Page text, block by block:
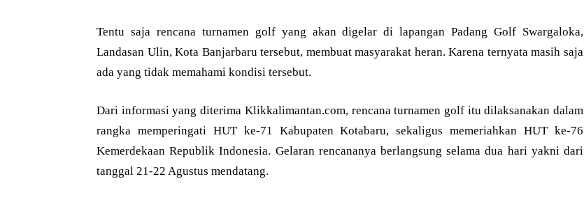
Tentu saja rencana turnamen golf yang akan digelar di lapangan Padang Golf Swargaloka,
Landasan Ulin, Kota Banjarbaru tersebut, membuat masyarakat heran. Karena ternyata masih saja
ada yang tidak memahami kondisi tersebut.
Dari informasi yang diterima Klikkalimantan.com, rencana turnamen golf itu dilaksanakan dalam
rangka memperingati HUT ke-71 Kabupaten Kotabaru, sekaligus memeriahkan HUT ke-76
Kemerdekaan Republik Indonesia. Gelaran rencananya berlangsung selama dua hari yakni dari
tanggal 21-22 Agustus mendatang.